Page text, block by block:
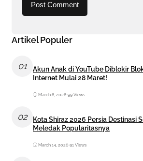
Artikel Populer
01
Akun Anak di YouTube Diblokir
Internet Mulai 28 Maret!
March 6, 2026•99 Views
02
Kota Shiraz 2026 Persia Destinasi
Meledak Popularitasnya
March 14, 2026•91 Views